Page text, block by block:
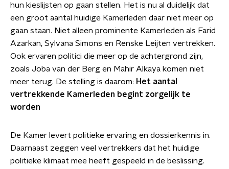
hun kieslijsten op gaan stellen. Het is nu al duidelijk dat
een groot aantal huidige Kamerleden daar niet meer op
gaan staan. Niet alleen prominente Kamerleden als Farid
Azarkan, Sylvana Simons en Renske Leijten vertrekken.
Ook ervaren politici die meer op de achtergrond zijn,
zoals Joba van der Berg en Mahir Alkaya komen niet
meer terug. De stelling is daarom: Het aantal
vertrekkende Kamerleden begint zorgelijk te
worden
De Kamer levert politieke ervaring en dossierkennis in.
Daarnaast zeggen veel vertrekkers dat het huidige
politieke klimaat mee heeft gespeeld in de beslissing.